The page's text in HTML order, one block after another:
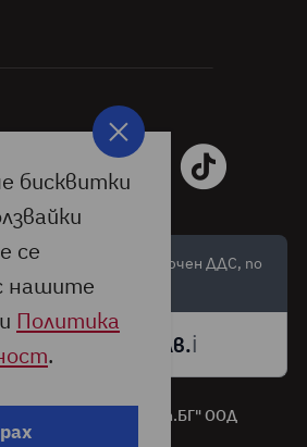
в лева и евро, с включен ДДС, по
🇧🇬 1,95583 лв.ℹ️
© 2026 "Джъмп.БГ" ООД
от: Студио X
бисквитки
се
нашите
Политика
.